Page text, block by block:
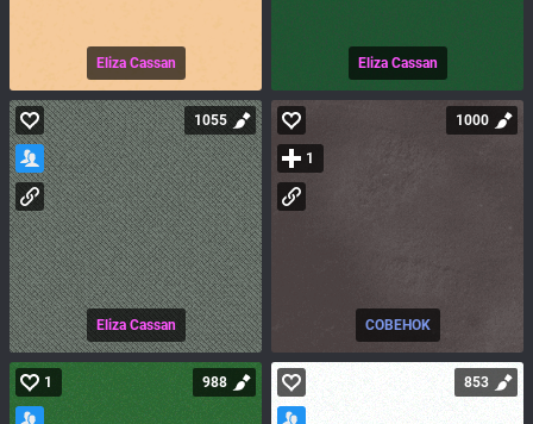
Eliza Cassan Eliza Cassan
Eliza Cassan
1055
COBEHOK
1
1000
1 988 853